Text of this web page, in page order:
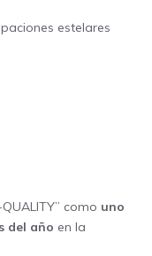
estelares
como uno
del año en la